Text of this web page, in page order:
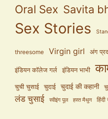
Oral Sex Savita
Sex Stories
threesome Virgin girl अंग
इंडियन कॉलेज गर्ल इंडियन भाभी
चुची चुसाई चुदाई चुदाई की कहानी
लंड चुसाई स्वीइंग पूल हस्त मैथुन